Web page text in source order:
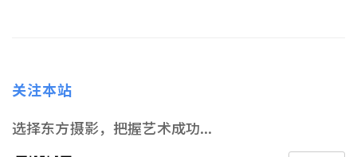
关注本站
选择东方摄影，把握艺术成功...